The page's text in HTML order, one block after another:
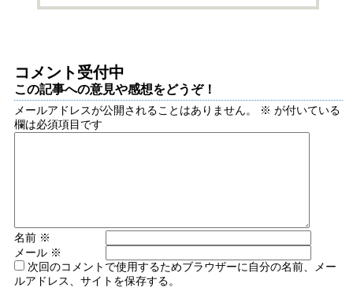
コメント受付中
この記事への意見や感想をどうぞ！
メールアドレスが公開されることはありません。 ※ が付いている
欄は必須項目です
名前 ※
メール ※
次回のコメントで使用するためブラウザーに自分の名前、メー
ルアドレス、サイトを保存する。